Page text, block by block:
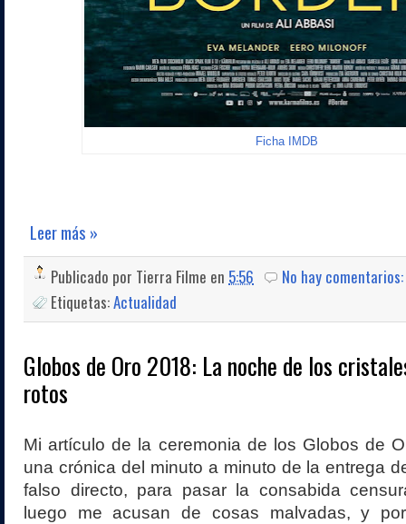
Ficha IMDB
Leer más »
Publicado por Tierra Filme en 5:56
No hay
Etiquetas:Actualidad
Globos de Oro 2018: La noche de los
rotos
Mi artículo de la ceremonia de los Globos de
una crónica del minuto a minuto de la entrega
falso directo, para pasar la consabida
luego me acusan de cosas malvadas, y